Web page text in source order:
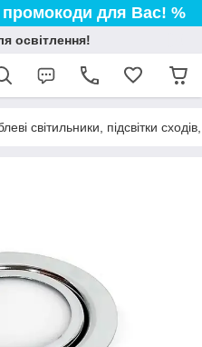
промокоди для Вас! %
освітлення!
світильники, підсвітки